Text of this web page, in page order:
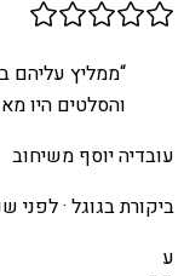
“ממליץ עליהם
והסלטים היו
עובדיה יוסף משיחוב
ביקורת בגוגל ·לפני
ע